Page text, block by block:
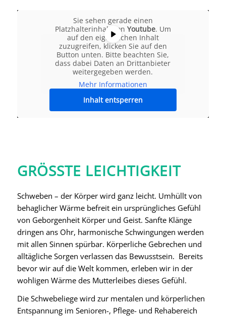
Sie sehen gerade einen
Platzhalterinhalt von Youtube. Um
auf den eigentlichen Inhalt
zuzugreifen, klicken Sie auf den
Button unten. Bitte beachten Sie,
dass dabei Daten an Drittanbieter
weitergegeben werden.
Mehr Informationen
Inhalt entsperren
GRÖSSTE LEICHTIGKEIT
Schweben – der Körper wird ganz leicht. Umhüllt von
behaglicher Wärme befreit ein ursprüngliches Gefühl
von Geborgenheit Körper und Geist. Sanfte Klänge
dringen ans Ohr, harmonische Schwingungen werden
mit allen Sinnen spürbar. Körperliche Gebrechen und
alltägliche Sorgen verlassen das Bewusstsein. Bereits
bevor wir auf die Welt kommen, erleben wir in der
wohligen Wärme des Mutterleibes dieses Gefühl.
Die Schwebeliege wird zur mentalen und körperlichen
Entspannung im Senioren-, Pflege- und Rehabereich